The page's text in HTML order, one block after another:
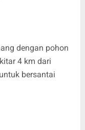
dengan pohon
4 km dari
bersantai